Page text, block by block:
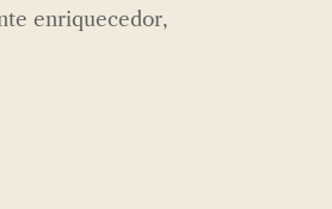
enriquecedor,